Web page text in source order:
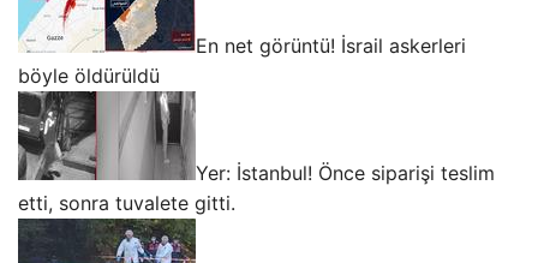
En net görüntü! İsrail askerleri
böyle öldürüldü
Yer: İstanbul! Önce siparişi teslim
etti, sonra tuvalete gitti.